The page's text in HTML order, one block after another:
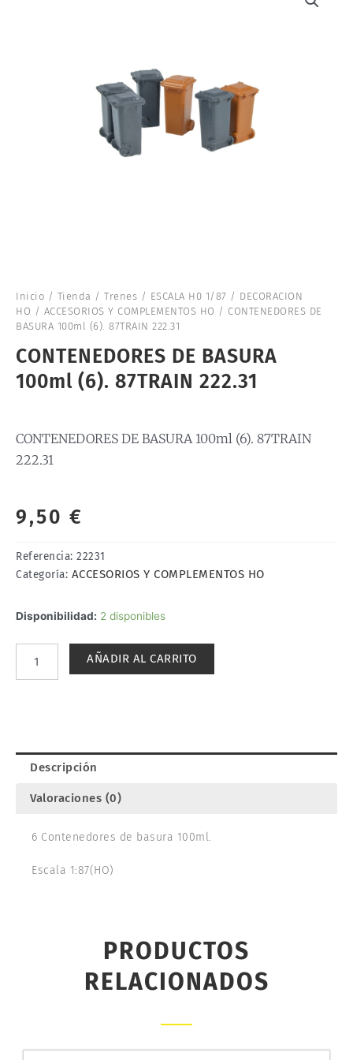
Inicio / Tienda / Trenes / ESCALA H0 1/87 / DECORACION
HO / ACCESORIOS Y COMPLEMENTOS HO / CONTENEDORES DE
BASURA 100ml (6). 87TRAIN 222.31
CONTENEDORES DE BASURA
100ml (6). 87TRAIN 222.31
CONTENEDORES DE BASURA 100ml (6). 87TRAIN
222.31
9,50 €
Referencia: 22231
Categoría: ACCESORIOS Y COMPLEMENTOS HO
Disponibilidad: 2 disponibles
CONTENEDORES
100ml
AÑADIR AL CARRITO
Descripción
Valoraciones (0)
6 Contenedores de basura 100ml.
Escala 1:87(HO)
PRODUCTOS
RELACIONADOS